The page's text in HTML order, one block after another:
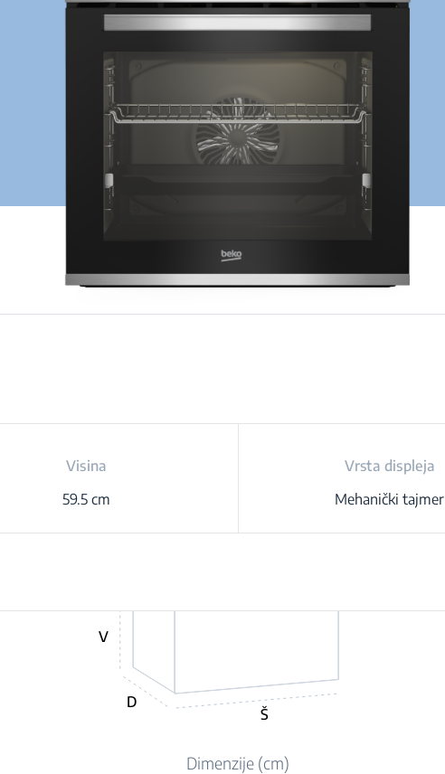
Visina
59.5 cm
Vrsta displeja
Mehanički tajmer
V
D
Š
Dimenzije (cm)